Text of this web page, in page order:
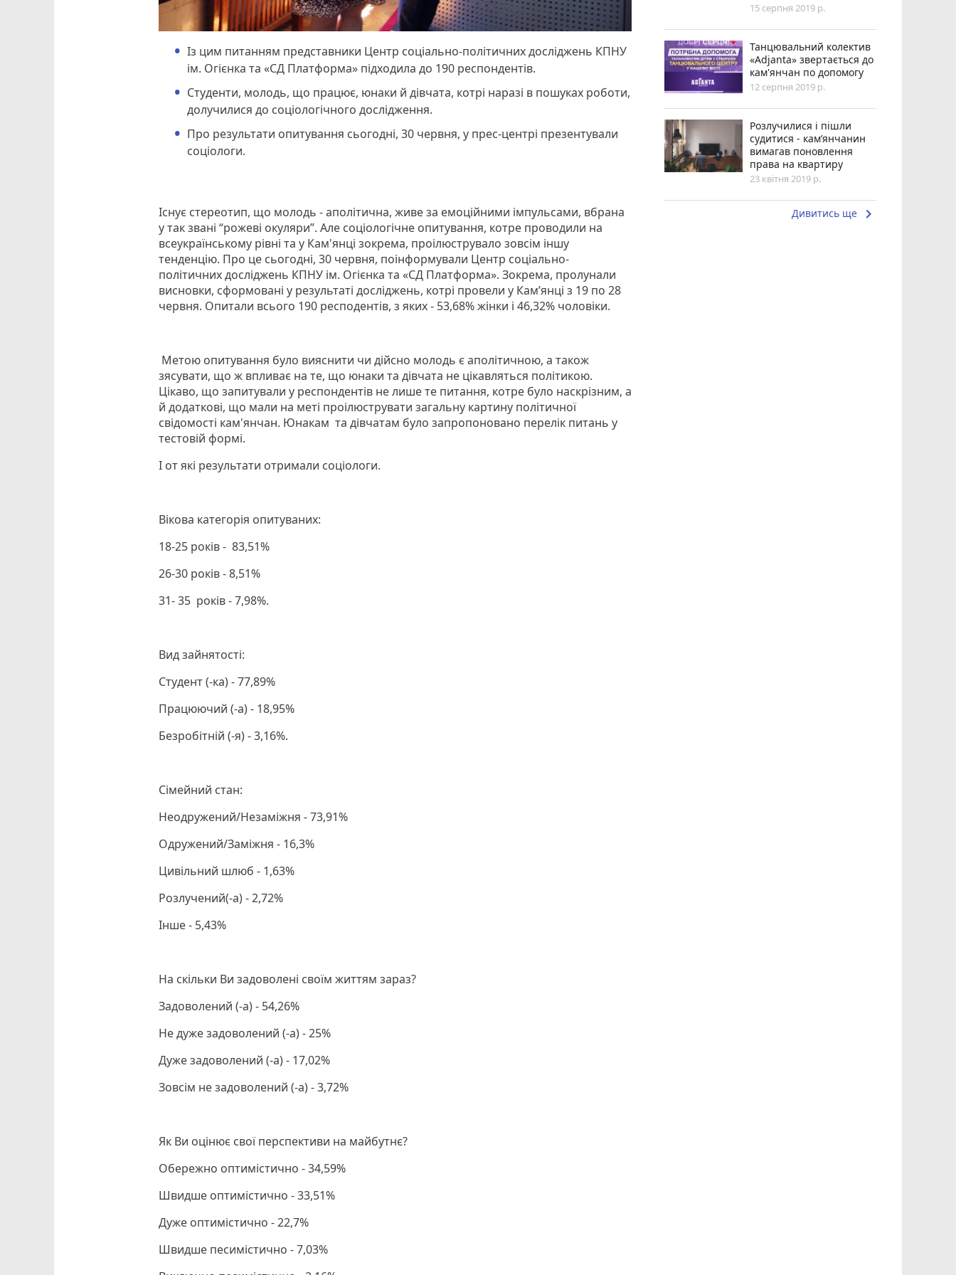
Із цим питанням представники Центр соціально-політичних досліджень КПНУ
ім. Огієнка та «СД Платформа» підходила до 190 респондентів.
Студенти, молодь, що працює, юнаки й дівчата, котрі наразі в пошуках роботи,
долучилися до соціологічного дослідження.
Про результати опитування сьогодні, 30 червня, у прес-центрі презентували
соціологи.
Існує стереотип, що молодь - аполітична, живе за емоційними імпульсами, вбрана
у так звані “рожеві окуляри”. Але соціологічне опитування, котре проводили на
всеукраїнському рівні та у Кам'янці зокрема, проілюструвало зовсім іншу
тенденцію. Про це сьогодні, 30 червня, поінформували Центр соціально-
політичних досліджень КПНУ ім. Огієнка та «СД Платформа». Зокрема, пролунали
висновки, сформовані у результаті досліджень, котрі провели у Кам’янці з 19 по 28
червня. Опитали всього 190 респодентів, з яких - 53,68% жінки і 46,32% чоловіки.
Метою опитування було вияснити чи дійсно молодь є аполітичною, а також
зясувати, що ж впливає на те, що юнаки та дівчата не цікавляться політикою.
Цікаво, що запитували у респондентів не лише те питання, котре було наскрізним, а
й додаткові, що мали на меті проілюструвати загальну картину політичної
свідомості кам'янчан. Юнакам та дівчатам було запропоновано перелік питань у
тестовій формі.
І от які результати отримали соціологи.
Вікова категорія опитуваних:
18-25 років - 83,51%
26-30 років - 8,51%
31- 35 років - 7,98%.
Вид зайнятості:
Студент (-ка) - 77,89%
Працюючий (-а) - 18,95%
Безробітній (-я) - 3,16%.
Сімейний стан:
Неодружений/Незаміжня - 73,91%
Одружений/Заміжня - 16,3%
Цивільний шлюб - 1,63%
Розлучений(-а) - 2,72%
Інше - 5,43%
На скільки Ви задоволені своїм життям зараз?
Задоволений (-а) - 54,26%
Не дуже задоволений (-а) - 25%
Дуже задоволений (-а) - 17,02%
Зовсім не задоволений (-а) - 3,72%
Як Ви оцінює свої перспективи на майбутнє?
Обережно оптимістично - 34,59%
Швидше оптимістично - 33,51%
Дуже оптимістично - 22,7%
Швидше песимістично - 7,03%
15 серпня 2019 р.
Танцювальний колектив
«Adjanta» звертається до
кам'янчан по допомогу
12 серпня 2019 р.
Розлучилися і пішли
судитися - кам’янчанин
вимагав поновлення
права на квартиру
23 квітня 2019 р.
Дивитись ще keyboard_arrow_right